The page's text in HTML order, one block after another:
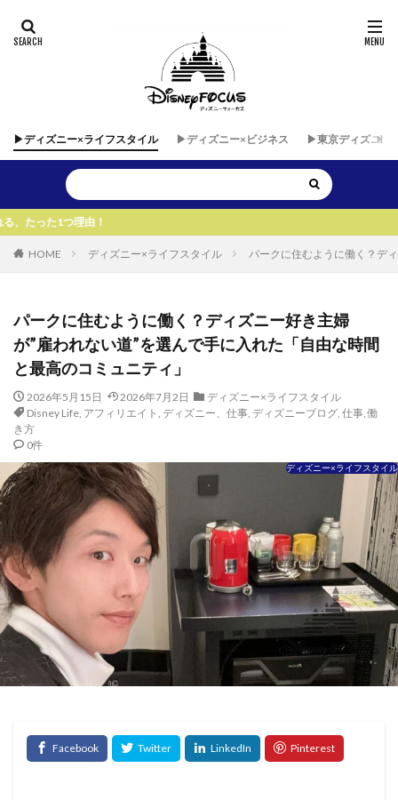
▶︎ディズニー×ライフスタイル ▶︎ディズニー×ビジネス ▶︎東京ディズニー
HOME ディズニー×ライフスタイル パークに住むように働く？デ
パークに住むように働く？ディズニー好き主婦
が”雇われない道”を選んで手に入れた「自由な時間
と最高のコミュニティ」
2026年5月15日 2026年7月2日
ディズニー×ライフスタイル
Disney Life, アフィリエイト , ディズニー、仕事, ディズニーブログ, 仕事,働
き方
0件
ディズニー×ライフスタイル